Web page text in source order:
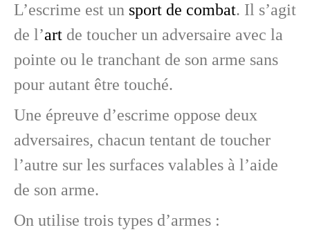
L’escrime est un sport de combat. Il s’agit
de l’art de toucher un adversaire avec la
pointe ou le tranchant de son arme sans
pour autant être touché.
Une épreuve d’escrime oppose deux
adversaires, chacun tentant de toucher
l’autre sur les surfaces valables à l’aide
de son arme.
On utilise trois types d’armes :